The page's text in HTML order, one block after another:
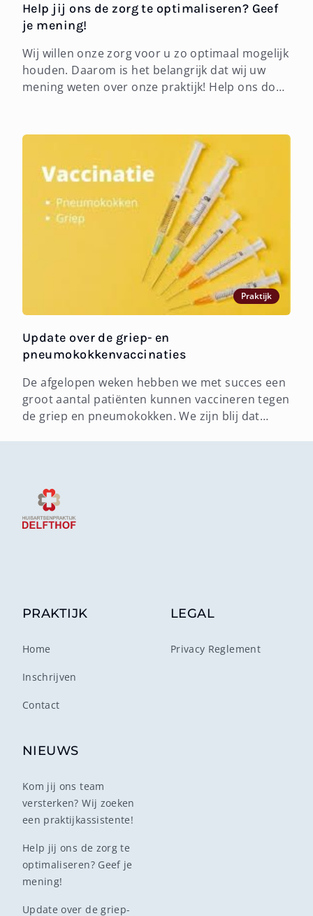
Help jij ons de zorg te optimaliseren? Geef
je mening!
Wij willen onze zorg voor u zo optimaal mogelijk
houden. Daarom is het belangrijk dat wij uw
mening weten over onze praktijk! Help ons door
voorbaat dank namens onz...
Praktijk
Update over de griep- en
pneumokokkenvaccinaties
De afgelopen weken hebben we met succes een
groot aantal patiënten kunnen vaccineren tegen
de griep en pneumokokken. We zijn blij dat
PRAKTIJK
Home
Inschrijven
Contact
NIEUWS
Kom jij ons team
versterken? Wij zoeken
een praktijkassistente!
Help jij ons de zorg te
optimaliseren? Geef je
mening!
Update over de griep-
LEGAL
Privacy Reglement